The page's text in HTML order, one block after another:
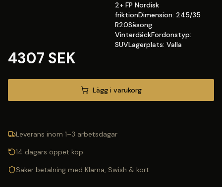
2+ FP Nordisk
friktionDimension: 245/35
R20Säsong:
VinterdäckFordonstyp:
SUVLagerplats: Valla
4307 SEK
Lägg i varukorg
Leverans inom 1–3 arbetsdagar
14 dagars öppet köp
Säker betalning med Klarna, Swish & kort